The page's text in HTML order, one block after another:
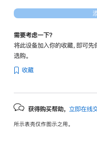
需要考虑一下？
将此设备加入你的收藏，即可
选购。
收藏
获得购买帮助， 立即在线
所示表壳仅作图示之用。